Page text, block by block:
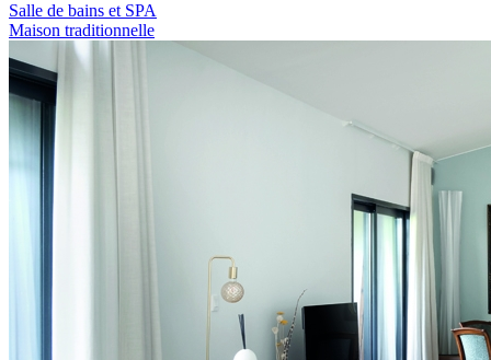
Salle de bains et SPA
Maison traditionnelle